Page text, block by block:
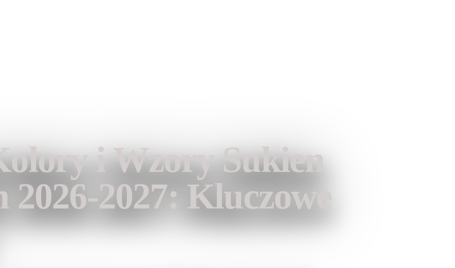
i Wzory Sukien
2026-2027: Kluczowe